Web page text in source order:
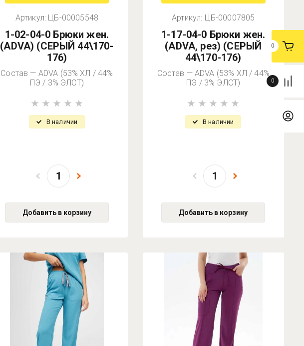
0
0
Артикул: ЦБ-00005548
1-02-04-0 Брюки жен.
(ADVA) (СЕРЫЙ 44\170-
176)
Состав — ADVA (53% ХЛ / 44%
ПЭ / 3% ЭЛСТ)
В наличии
Добавить в корзину
Артикул: ЦБ-00007805
1-17-04-0 Брюки жен.
(ADVA, рез) (СЕРЫЙ
44\170-176)
Состав — ADVA (53% ХЛ / 44%
ПЭ / 3% ЭЛСТ)
В наличии
Добавить в корзину